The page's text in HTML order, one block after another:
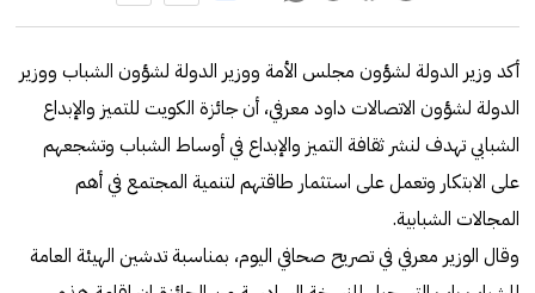
أكد وزير الدولة لشؤون مجلس الأمة ووزير الدولة لشؤون الشباب ووزير
الدولة لشؤون الاتصالات داود معرفي، أن جائزة الكويت للتميز والإبداع
الشبابي تهدف لنشر ثقافة التميز والإبداع في أوساط الشباب وتشجعهم
على الابتكار وتعمل على استثمار طاقتهم لتنمية المجتمع في أهم
المجالات الشبابية.
وقال الوزير معرفي في تصريح صحافي اليوم، بمناسبة تدشين الهيئة العامة